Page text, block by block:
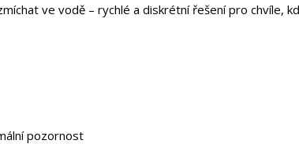
ve vodě – rychlé a diskrétní řešení pro chvíle,
pozornost